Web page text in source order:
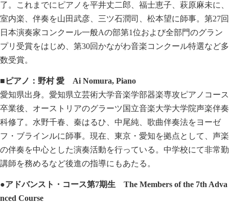
了。これまでにピアノを平井丈二郎、福士恵子、萩原麻未に、
室内楽、伴奏を山田武彦、三ツ石潤司、松本望に師事。第27回
日本演奏家コンクール一般Aの部第1位および全部門のグラン
プリ受賞をはじめ、第30回かながわ音楽コンクール特選など多
数受賞。
■ピアノ：野村 愛 Ai Nomura, Piano
愛知県出身。愛知県立芸術大学音楽学部器楽専攻ピアノコース
卒業後、オーストリアのグラーツ国立音楽大学大学院声楽伴奏
科修了。水野千春、秦はるひ、中尾純、歌曲伴奏法をヨーゼ
フ・ブラインルに師事。現在、東京・愛知を拠点として、声楽
の伴奏を中心とした演奏活動を行っている。中学校にて非常勤
講師を務めるなど後進の指導にもあたる。
●アドバンスト・コース第7期生 The Members of the 7th Adva
nced Course